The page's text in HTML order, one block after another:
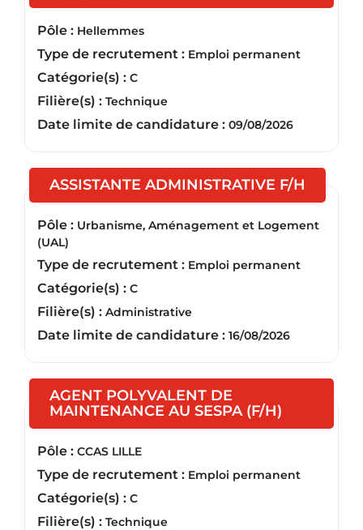
Pôle : Hellemmes
Type de recrutement : Emploi permanent
Catégorie(s) : C
Filière(s) : Technique
Date limite de candidature : 09/08/2026
ASSISTANTE ADMINISTRATIVE F/H
Pôle : Urbanisme, Aménagement et Logement
(UAL)
Type de recrutement : Emploi permanent
Catégorie(s) : C
Filière(s) : Administrative
Date limite de candidature : 16/08/2026
AGENT POLYVALENT DE
MAINTENANCE AU SESPA (F/H)
Pôle : CCAS LILLE
Type de recrutement : Emploi permanent
Catégorie(s) : C
Filière(s) : Technique